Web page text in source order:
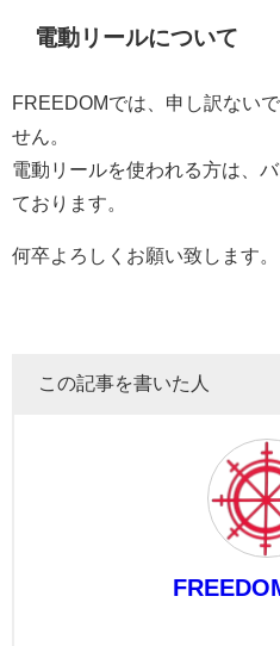
電動リールについて
FREEDOMでは、申し訳ない
せん。
電動リールを使われる方は、
ております。
何卒よろしくお願い致します。
この記事を書いた人